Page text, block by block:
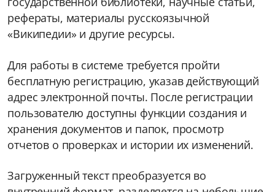
рефераты, материалы русскоязычной
«Википедии» и другие ресурсы.
Для работы в системе требуется пройти
бесплатную регистрацию, указав действующий
адрес электронной почты. После регистрации
пользователю доступны функции создания и
хранения документов и папок, просмотр
отчетов о проверках и истории их изменений.
Загруженный текст преобразуется во